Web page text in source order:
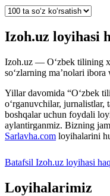
Izoh.uz loyihasi
Izoh.uz — O‘zbek tilining
so‘zlarning ma’nolari
Yillar davomida “O‘zbek
o‘rganuvchilar, jurnalistlar,
boshqalar uchun foydali
aylantirganmiz. Bizning
Sarlavha.com loyihalarini
Batafsil Izoh.uz loyihasi
Loyihalarimiz